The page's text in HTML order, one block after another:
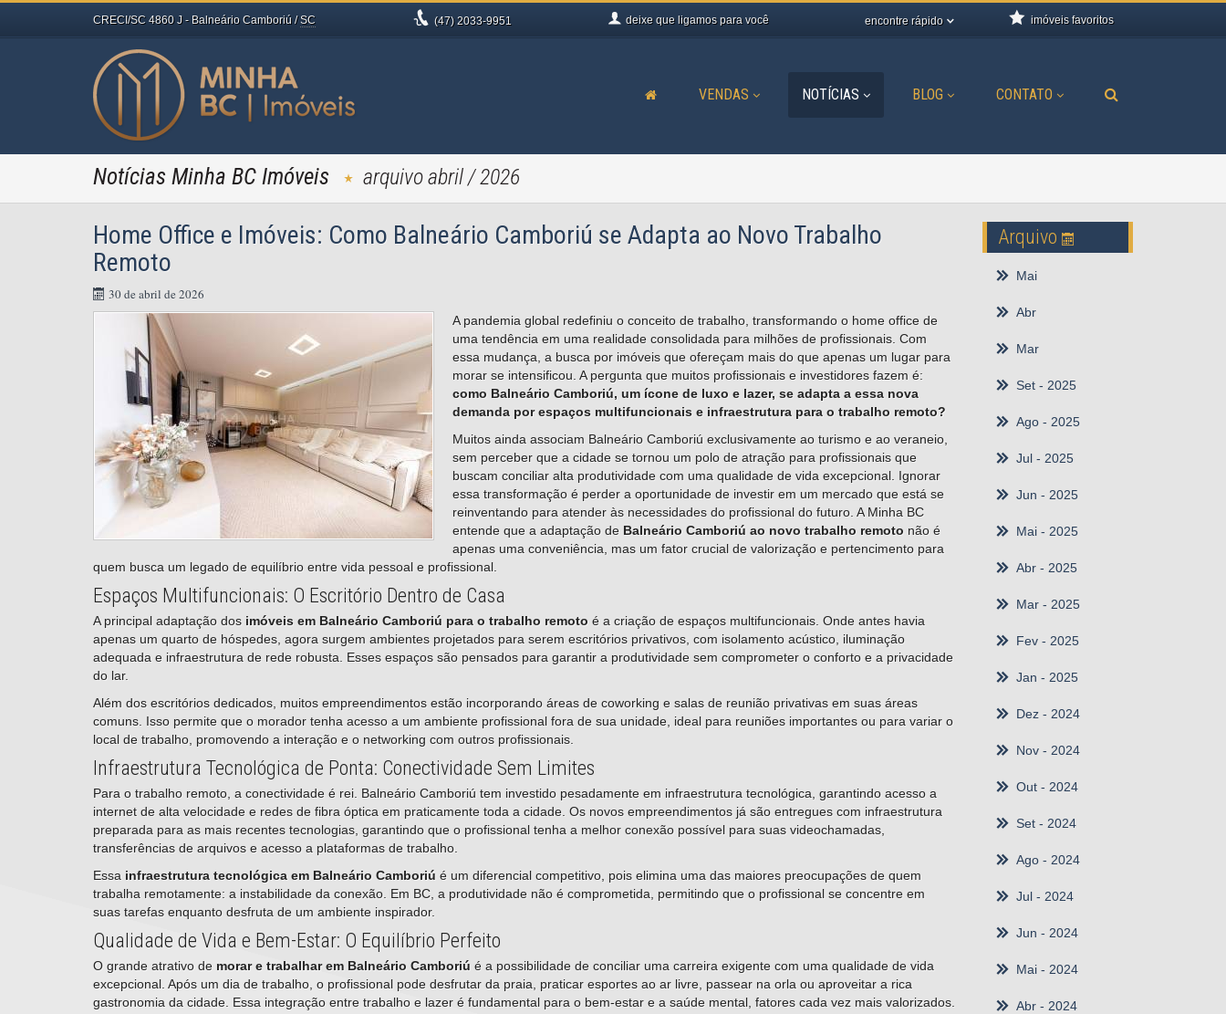
CRECI/SC 4860 J - Balneário Camboriú /SC (47) 2033-9951 deixe que ligamos para você encontre rápido imóveis favoritos
VENDAS NOTÍCIAS BLOG CONTATO
Notícias Minha BC Imóveis arquivo abril / 2026
Home Office e Imóveis: Como Balneário Camboriú se Adapta ao Novo Trabalho
Remoto
30 de abril de 2026
A pandemia global redefiniu o conceito de trabalho, transformando o home office de
uma tendência em uma realidade consolidada para milhões de profissionais. Com
essa mudança, a busca por imóveis que ofereçam mais do que apenas um lugar para
morar se intensificou. A pergunta que muitos profissionais e investidores fazem é:
como Balneário Camboriú, um ícone de luxo e lazer, se adapta a essa nova
demanda por espaços multifuncionais e infraestrutura para o trabalho remoto?
Muitos ainda associam Balneário Camboriú exclusivamente ao turismo e ao veraneio,
sem perceber que a cidade se tornou um polo de atração para profissionais que
buscam conciliar alta produtividade com uma qualidade de vida excepcional. Ignorar
essa transformação é perder a oportunidade de investir em um mercado que está se
reinventando para atender às necessidades do profissional do futuro. A Minha BC
entende que a adaptação de Balneário Camboriú ao novo trabalho remoto não é
apenas uma conveniência, mas um fator crucial de valorização e pertencimento para
quem busca um legado de equilíbrio entre vida pessoal e profissional.
Espaços Multifuncionais: O Escritório Dentro de Casa
A principal adaptação dos imóveis em Balneário Camboriú para o trabalho remoto é a criação de espaços multifuncionais. Onde antes havia
apenas um quarto de hóspedes, agora surgem ambientes projetados para serem escritórios privativos, com isolamento acústico, iluminação
adequada e infraestrutura de rede robusta. Esses espaços são pensados para garantir a produtividade sem comprometer o conforto e a privacidade
do lar.
Além dos escritórios dedicados, muitos empreendimentos estão incorporando áreas de coworking e salas de reunião privativas em suas áreas
comuns. Isso permite que o morador tenha acesso a um ambiente profissional fora de sua unidade, ideal para reuniões importantes ou para variar o
local de trabalho, promovendo a interação e o networking com outros profissionais.
Infraestrutura Tecnológica de Ponta: Conectividade Sem Limites
Para o trabalho remoto, a conectividade é rei. Balneário Camboriú tem investido pesadamente em infraestrutura tecnológica, garantindo acesso a
internet de alta velocidade e redes de fibra óptica em praticamente toda a cidade. Os novos empreendimentos já são entregues com infraestrutura
preparada para as mais recentes tecnologias, garantindo que o profissional tenha a melhor conexão possível para suas videochamadas,
transferências de arquivos e acesso a plataformas de trabalho.
Essa infraestrutura tecnológica em Balneário Camboriú é um diferencial competitivo, pois elimina uma das maiores preocupações de quem
trabalha remotamente: a instabilidade da conexão. Em BC, a produtividade não é comprometida, permitindo que o profissional se concentre em
suas tarefas enquanto desfruta de um ambiente inspirador.
Qualidade de Vida e Bem-Estar: O Equilíbrio Perfeito
O grande atrativo de morar e trabalhar em Balneário Camboriú é a possibilidade de conciliar uma carreira exigente com uma qualidade de vida
excepcional. Após um dia de trabalho, o profissional pode desfrutar da praia, praticar esportes ao ar livre, passear na orla ou aproveitar a rica
gastronomia da cidade. Essa integração entre trabalho e lazer é fundamental para o bem-estar e a saúde mental, fatores cada vez mais valorizados.
Arquivo
Mai
Abr
Mar
Set - 2025
Ago - 2025
Jul - 2025
Jun - 2025
Mai - 2025
Abr - 2025
Mar - 2025
Fev - 2025
Jan - 2025
Dez - 2024
Nov - 2024
Out - 2024
Set - 2024
Ago - 2024
Jul - 2024
Jun - 2024
Mai - 2024
Abr - 2024